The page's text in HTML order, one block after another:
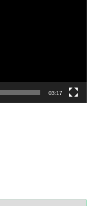
03:17